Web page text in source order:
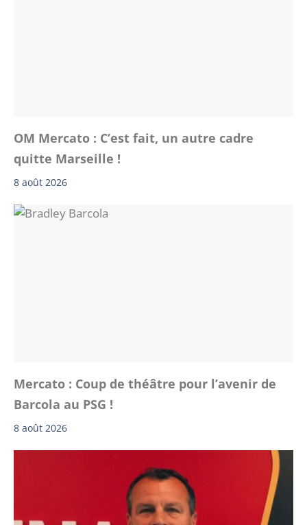
OM Mercato : C’est fait, un autre cadre
quitte Marseille !
8 août 2026
Mercato : Coup de théâtre pour l’avenir de
Barcola au PSG !
8 août 2026